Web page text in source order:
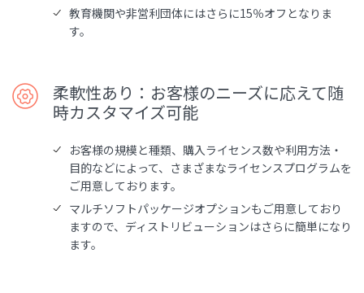
教育機関や非営利団体にはさらに15％オフとなりま
す。
柔軟性あり：お客様のニーズに応えて随
時カスタマイズ可能
お客様の規模と種類、購入ライセンス数や利用方法・
目的などによって、さまざまなライセンスプログラムを
ご用意しております。
マルチソフトパッケージオプションもご用意しており
ますので、ディストリビューションはさらに簡単になり
ます。